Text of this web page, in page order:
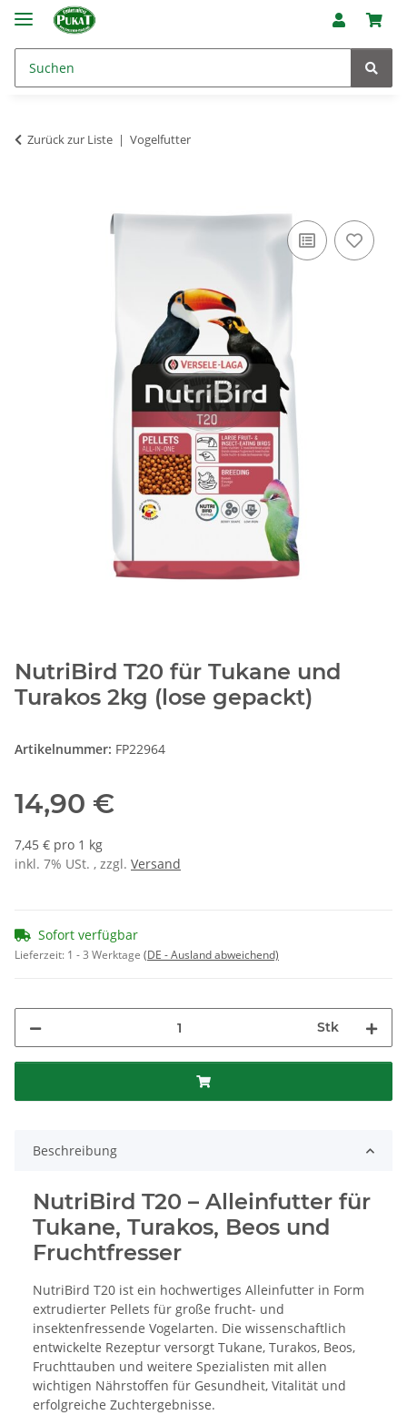
Zurück zur Liste Vogelfutter
NutriBird T20 für Tukane und
Turakos 2kg (lose gepackt)
Artikelnummer: FP22964
14,90 €
7,45 € pro 1 kg
inkl. 7% USt. , zzgl. Versand
Sofort verfügbar
Lieferzeit: 1 - 3 Werktage (DE - Ausland abweichend)
Stk
Beschreibung
NutriBird T20 – Alleinfutter für
Tukane, Turakos, Beos und
Fruchtfresser
NutriBird T20 ist ein hochwertiges Alleinfutter in Form
extrudierter Pellets für große frucht- und
insektenfressende Vogelarten. Die wissenschaftlich
entwickelte Rezeptur versorgt Tukane, Turakos, Beos,
Fruchttauben und weitere Spezialisten mit allen
wichtigen Nährstoffen für Gesundheit, Vitalität und
erfolgreiche Zuchtergebnisse.